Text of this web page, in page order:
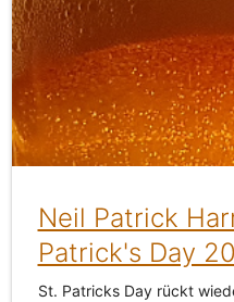
Neil Patrick
Patrick's Day
St. Patricks Day rückt